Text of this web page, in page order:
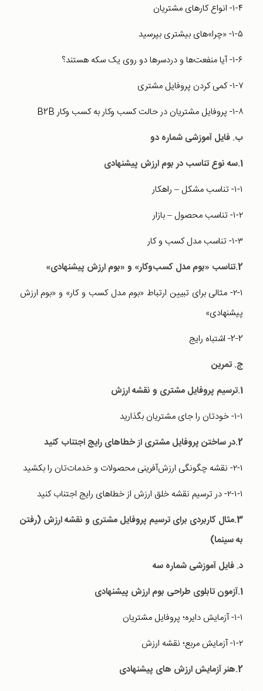
۱-۴- انواع کارهای مشتریان
۱-۵- «چرا»های بیشتری بپرسید
۱-۶- آیا منفعت‌ها و دردسرها دو روی یک سکه هستند؟
۱-۷- کمی کردن پروفایل مشتری
۱-۸- پروفایل مشتریان در حالت کسب وکار به کسب وکار B2B
ب. فایل آموزشی شماره دو
1.سه نوع تناسب در بوم ارزش پیشنهادی
۱-۱- تناسب مشکل – راهکار
۱-۲- تناسب محصول – بازار
۱-۳- تناسب مدل کسب و کار
2.تناسب «بوم مدل کسب‌و‌کار» و «بوم ارزش پیشنهادی»
۲-۱- مثالی برای تبیین ارتباط «بوم مدل کسب و کار» و «بوم ارزش
پیشنهادی»
2-2- اشتباه رایج
ج. تمرین
1.ترسیم پروفایل مشتری و نقشه ارزش
۱-۱- خودتان را جای مشتریان بگذارید
2.در ساختن پروفایل مشتری از خطاهای رایج اجتناب کنید
۲-۱- نقشه چگونگی ارزش‌آفرینی محصولات و خدمات‌تان را بکشید
۲-۱-۱- در ترسیم نقشه خلق ارزش از خطاهای رایج اجتناب کنید
3.مثال کاربردی برای ترسیم پروفایل مشتری و نقشه ارزش (رفتن
به سینما)
د. فایل آموزشی شماره سه
1.آزمون تابلوی طراحی بوم ارزش پیشنهادی
۱-۱- آزمایش دایره؛ پروفایل مشتریان
۱-۲- آزمایش مربع؛ نقشه ارزش
2.هنر آزمایش ارزش­ های پیشنهادی